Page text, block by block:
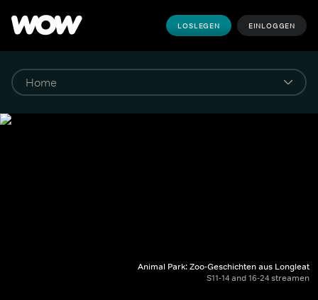
LOSLEGEN EINLOGGEN
Animal Park: Zoo-Geschichten aus Longleat
S11-14 and 16-24 streamen